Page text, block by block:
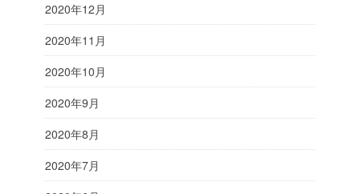
2020年12月
2020年11月
2020年10月
2020年9月
2020年8月
2020年7月